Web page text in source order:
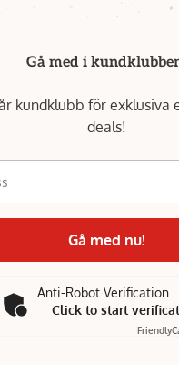
Gå med i
kundklubb för exklusiva
deals!
Gå med nu!
Anti-Robot Verification
Click to start
Friendly